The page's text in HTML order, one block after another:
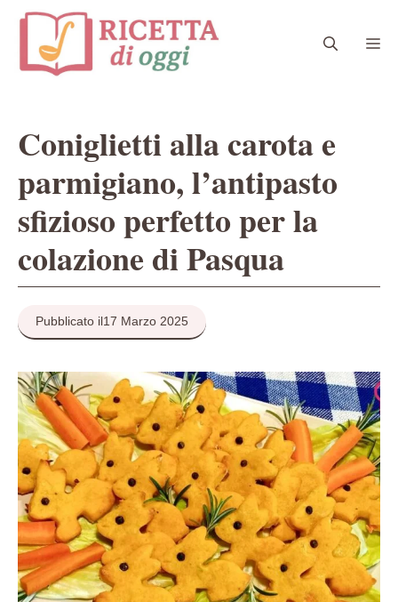
contenuto
Coniglietti alla carota e
parmigiano, l’antipasto
sfizioso perfetto per la
colazione di Pasqua
Pubblicato il17 Marzo 2025